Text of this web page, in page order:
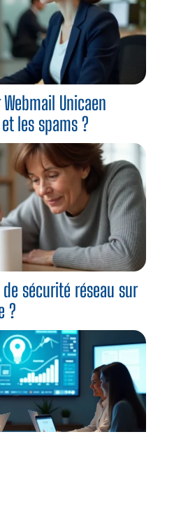
Unicaen
les spams ?
sécurité réseau sur
?